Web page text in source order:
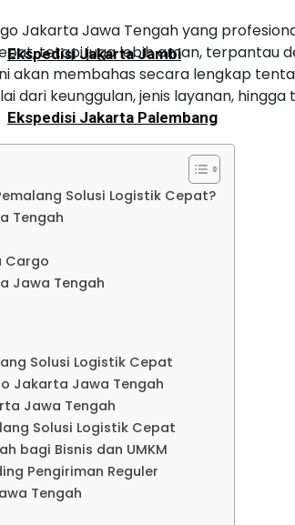
Ekspedisi Jakarta Jambi
Ekspedisi Jakarta Palembang
Ekspedisi Jakarta Bengkulu
Ekspedisi Jakarta Lampung
Ekspedisi Jakarta Tarakan
Jakarta Jawa Tengah yang
tetapi juga lebih aman, terpantau
akan membahas secara lengkap
dari keunggulan, jenis layanan, hingga
Solusi Logistik Cepat?
Tengah
Cargo
Jawa Tengah
Solusi Logistik Cepat
Jakarta Jawa Tengah
Jawa Tengah
Solusi Logistik Cepat
bagi Bisnis dan UMKM
Pengiriman Reguler
Tengah